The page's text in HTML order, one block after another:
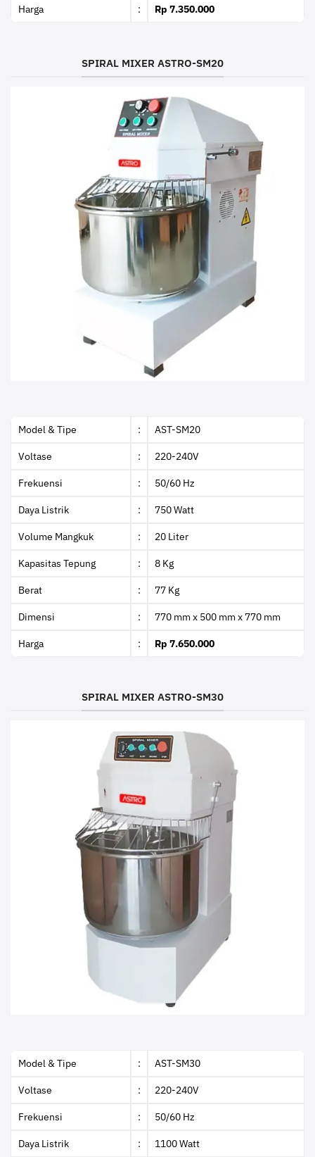
Harga : Rp 7.350.000
SPIRAL MIXER ASTRO-SM20
Model & Tipe : AST-SM20
Voltase : 220-240V
Frekuensi : 50/60 Hz
Daya Listrik : 750 Watt
Volume Mangkuk : 20 Liter
Kapasitas Tepung : 8 Kg
Berat : 77 Kg
Dimensi : 770 mm x 500 mm x 770 mm
Harga : Rp 7.650.000
SPIRAL MIXER ASTRO-SM30
Model & Tipe : AST-SM30
Voltase : 220-240V
Frekuensi : 50/60 Hz
Daya Listrik : 1100 Watt